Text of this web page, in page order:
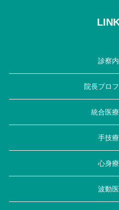
診察
院長プロ
統合医
手技
心身
波動